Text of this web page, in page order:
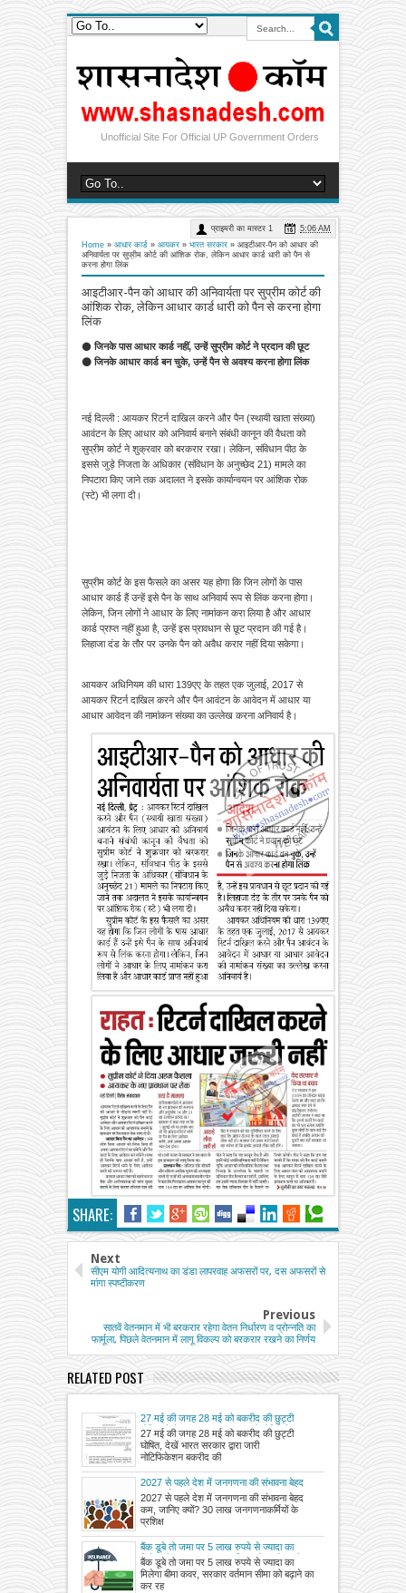
Unofficial Site For Official UP Government Orders
Home » आधार कार्ड » आयकर » भारत सरकार » आइटीआर-पैन को आधार की
अनिवार्यता पर सुप्रीम कोर्ट की आंशिक रोक, लेकिन आधार कार्ड धारी को पैन से
करना होगा लिंक
आइटीआर-पैन को आधार की अनिवार्यता पर सुप्रीम कोर्ट की
आंशिक रोक, लेकिन आधार कार्ड धारी को पैन से करना होगा
लिंक
प्राइमरी का मास्टर 1 5:06 AM
⚫ जिनके पास आधार कार्ड नहीं, उन्हें सुप्रीम कोर्ट ने प्रदान की छूट
⚫ जिनके आधार कार्ड बन चुके, उन्हें पैन से अवश्य करना होगा लिंक
नई दिल्ली : आयकर रिटर्न दाखिल करने और पैन (स्थायी खाता संख्या)
आवंटन के लिए आधार को अनिवार्य बनाने संबंधी कानून की वैधता को
सुप्रीम कोर्ट ने शुक्रवार को बरकरार रखा। लेकिन, संविधान पीठ के
इससे जुड़े निजता के अधिकार (संविधान के अनुच्छेद 21) मामले का
निपटारा किए जाने तक अदालत ने इसके कार्यान्वयन पर आंशिक रोक
(स्टे) भी लगा दी।
सुप्रीम कोर्ट के इस फैसले का असर यह होगा कि जिन लोगों के पास
आधार कार्ड हैं उन्हें इसे पैन के साथ अनिवार्य रूप से लिंक करना होगा।
लेकिन, जिन लोगों ने आधार के लिए नामांकन करा लिया है और आधार
कार्ड प्राप्त नहीं हुआ है, उन्हें इस प्रावधान से छूट प्रदान की गई है।
लिहाजा दंड के तौर पर उनके पैन को अवैध करार नहीं दिया सकेगा।
आयकर अधिनियम की धारा 139एए के तहत एक जुलाई, 2017 से
आयकर रिटर्न दाखिल करने और पैन आवंटन के आवेदन में आधार या
आधार आवेदन की नामांकन संख्या का उल्लेख करना अनिवार्य है।
SHARE:
Next
सीएम योगी आदित्यनाथ का डंडा लापरवाह अफसरों पर, दस अफसरों से
मांगा स्पष्टीकरण
Previous
सातवें वेतनमान में भी बरकरार रहेगा वेतन निर्धारण व प्रोन्नति का
फार्मूला, पिछले वेतनमान में लागू विकल्प को बरकरार रखने का निर्णय
RELATED POST
27 मई की जगह 28 मई को बकरीद की छुट्टी
घोषित, देखें भारत सरकार द्वारा जारी नोटिफिकेशन
27 मई की जगह 28 मई को बकरीद की छुट्टी
घोषित, देखें भारत सरकार द्वारा जारी
नोटिफिकेशन बकरीद की
2027 से पहले देश में जनगणना की संभावना बेहद
कम, जानिए क्यों?
2027 से पहले देश में जनगणना की संभावना बेहद
कम, जानिए क्यों? 30 लाख जनगणनाकर्मियों के
प्रशिक्ष
बैंक डूबे तो जमा पर 5 लाख रुपये से ज्यादा का
मिलेगा बीमा कवर, सरकार वर्तमान सीमा को बढ़ाने का
कर रही विचार, जारी होगी अधिसूचना
बैंक डूबे तो जमा पर 5 लाख रुपये से ज्यादा का
मिलेगा बीमा कवर, सरकार वर्तमान सीमा को बढ़ाने का
कर रह